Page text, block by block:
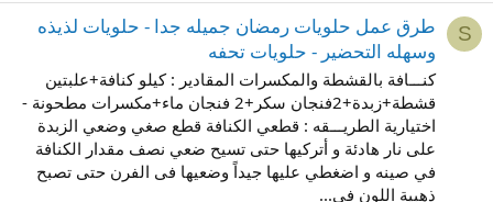
S
طرق عمل حلويات رمضان جميله جدا - حلويات لذيذه
وسهله التحضير - حلويات تحفه
كنـــافة بالقشطة والمكسرات المقادير : كيلو كنافة+علبتين
قشطة+زبدة+2فنجان سكر+2 فنجان ماء+مكسرات مطحونة -
اختيارية الطريـــقه : قطعي الكنافة قطع صغي وضعي الزبدة
على نار هادئة و أتركيها حتى تسيح ضعي نصف مقدار الكنافة
في صينه و اضغطي عليها جيداً وضعيها فى الفرن حتى تصبح
ذهبية اللون فى...